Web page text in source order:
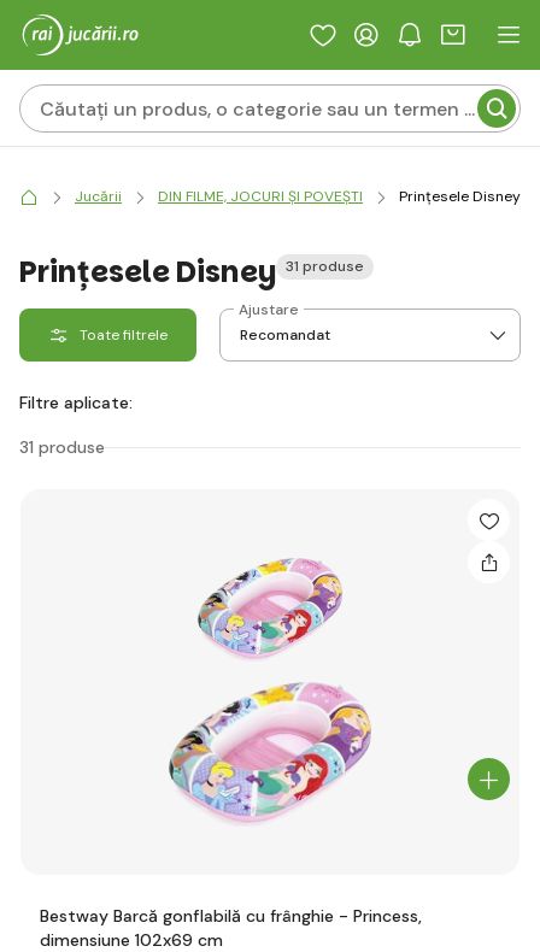
Jucării DIN FILME, JOCURI ȘI POVEȘTI Prințesele Disney
Prințesele Disney 31 produse
Toate filtrele
Ajustare
Filtre aplicate:
31 produse
Bestway Barcă gonflabilă cu frânghie - Princess,
dimensiune 102x69 cm